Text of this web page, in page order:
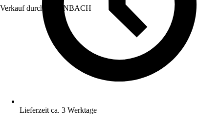
Verkauf durch: HORNBACH
Lieferzeit ca. 3 Werktage